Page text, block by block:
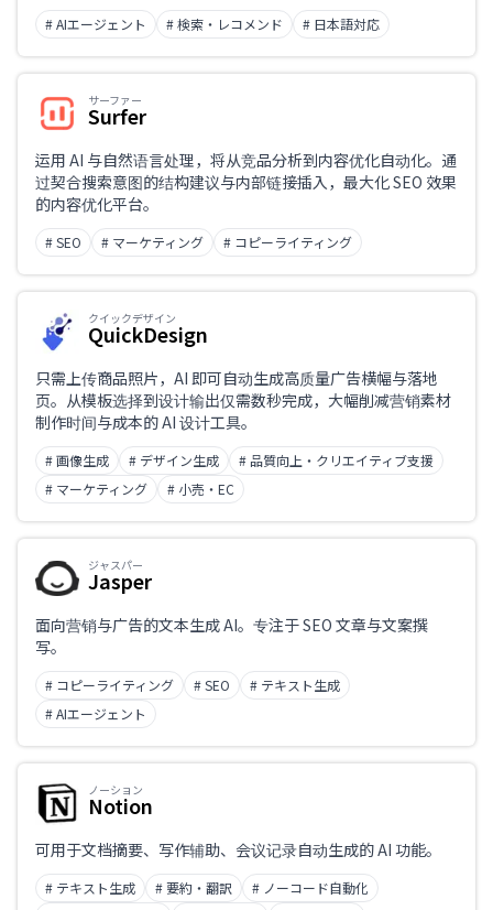
# AIエージェント # 検索・レコメンド # 日本語対応
サーファー
Surfer
运用 AI 与自然语言处理，将从竞品分析到内容优化自动化。通
过契合搜索意图的结构建议与内部链接插入，最大化 SEO 效果
的内容优化平台。
# SEO # マーケティング # コピーライティング
クイックデザイン
QuickDesign
只需上传商品照片，AI 即可自动生成高质量广告横幅与落地
页。从模板选择到设计输出仅需数秒完成，大幅削减营销素材
制作时间与成本的 AI 设计工具。
# 画像生成 # デザイン生成
# 品質向上・クリエイティブ支援
# マーケティング
# 小売・EC
ジャスパー
Jasper
面向营销与广告的文本生成 AI。专注于 SEO 文章与文案撰
写。
# コピーライティング # SEO
# テキスト生成
# AIエージェント
ノーション
Notion
可用于文档摘要、写作辅助、会议记录自动生成的 AI 功能。
# テキスト生成 # 要約・翻訳
# ノーコード自動化